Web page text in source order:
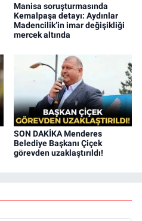
Manisa soruşturmasında
Kemalpaşa detayı: Aydınlar
Madencilik’in imar değişikliği
mercek altında
SON DAKİKA Menderes
Belediye Başkanı Çiçek
görevden uzaklaştırıldı!